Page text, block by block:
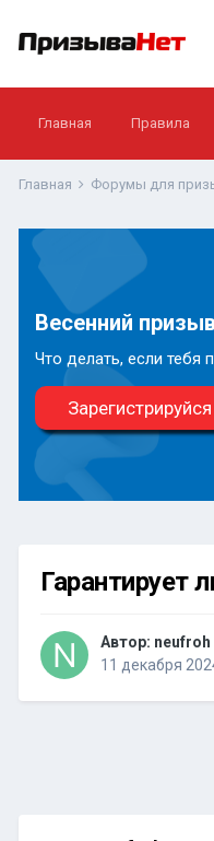
Главная Правила
Главная Форумы для
Весенний
Что делать, если тебя
Гарантирует
Автор: neufroh
11 декабря